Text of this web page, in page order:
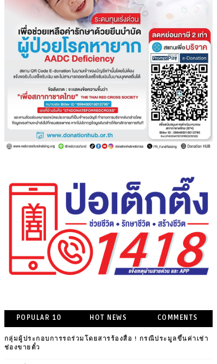
POPULAR 10 HOT NEWS COMMENTS
กลุ่มผู้ประกอบการรถร่วมโดยสารร้องสื่อ ! กรณีประมูลขึ้นค่าเช่า
ช่องขายตั๋ว